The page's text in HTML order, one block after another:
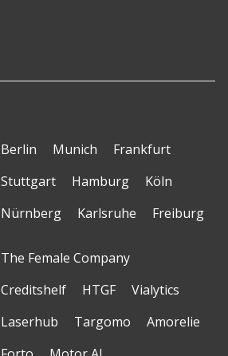
Berlin Munich
Frankfurt
Stuttgart
Hamburg
Köln
Nürnberg
Karlsruhe Freiburg
The Female Company
Creditshelf
HTGF
Vialytics
Laserhub
Targomo
Amorelie